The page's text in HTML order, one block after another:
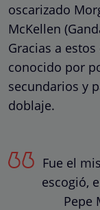
oscarizado
McKellen
Gracias a
conocido por
secundarios y
doblaje.
Fue el
escogió,
Pepe